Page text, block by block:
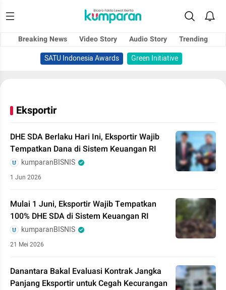
Breaking News Video Story Audio Story
Trending
SATU Indonesia Awards
Green Initiative
Eksportir
DHE SDA Berlaku Hari Ini, Eksportir Wajib
Tempatkan Dana di Sistem Keuangan RI
kumparanBISNIS
1 Jun 2026
Mulai 1 Juni, Eksportir Wajib Tempatkan
100% DHE SDA di Sistem Keuangan RI
kumparanBISNIS
21 Mei 2026
Danantara Bakal Evaluasi Kontrak Jangka
Panjang Eksportir untuk Cegah Kecurangan